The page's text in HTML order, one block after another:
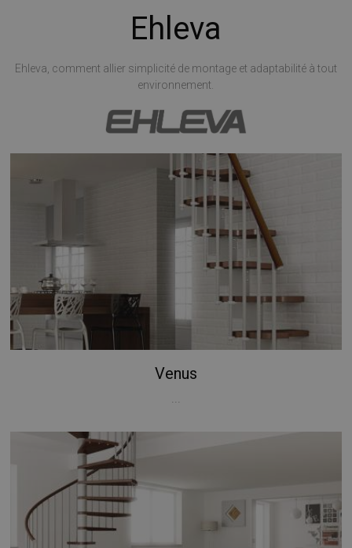
Ehleva
Ehleva, comment allier simplicité de montage et adaptabilité à tout
environnement.
Venus